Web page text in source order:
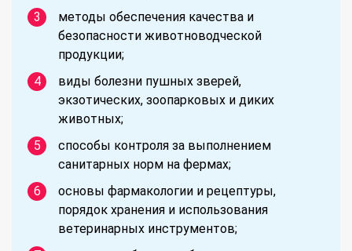
методы обеспечения качества и
безопасности животноводческой
продукции;
виды болезни пушных зверей,
экзотических, зоопарковых и диких
животных;
способы контроля за выполнением
санитарных норм на фермах;
основы фармакологии и рецептуры,
порядок хранения и использования
ветеринарных инструментов;